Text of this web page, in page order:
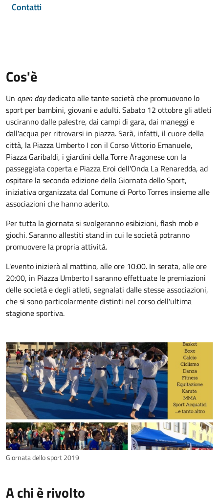
Contatti
Cos'è
Un open daydedicato alle tante società che promuovono lo
sport per bambini, giovani e adulti. Sabato 12 ottobre gli atleti
usciranno dalle palestre, dai campi di gara, dai maneggi e
dall'acqua per ritrovarsi in piazza. Sarà, infatti, il cuore della
città, la Piazza Umberto I con il Corso Vittorio Emanuele,
Piazza Garibaldi, i giardini della Torre Aragonese con la
passeggiata coperta e Piazza Eroi dell'Onda La Renaredda, ad
ospitare la seconda edizione della Giornata dello Sport,
iniziativa organizzata dal Comune di Porto Torres insieme alle
associazioni che hanno aderito.
Per tutta la giornata si svolgeranno esibizioni, flash mob e
giochi. Saranno allestiti stand in cui le società potranno
promuovere la propria attività.
L'evento inizierà al mattino, alle ore 10:00. In serata, alle ore
20:00, in Piazza Umberto I saranno effettuate le premiazioni
delle società e degli atleti, segnalati dalle stesse associazioni,
che si sono particolarmente distinti nel corso dell'ultima
stagione sportiva.
Giornata dello sport 2019
A chi è rivolto